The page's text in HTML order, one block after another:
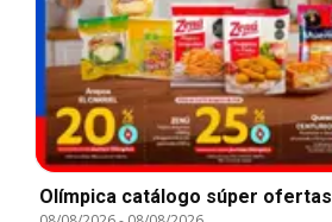
Olímpica catálogo súper ofertas